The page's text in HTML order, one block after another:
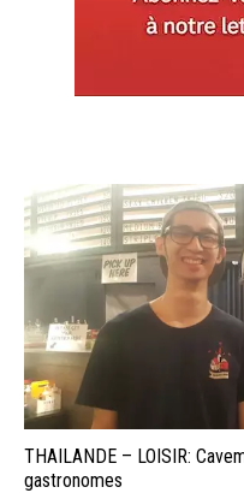
THAILANDE – LOISIR:
gastronomes